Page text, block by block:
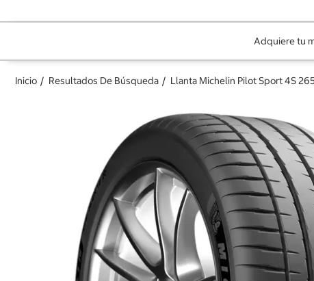
Adquiere tu
Inicio Resultados De Búsqueda Llanta Michelin Pilot Sport 4S